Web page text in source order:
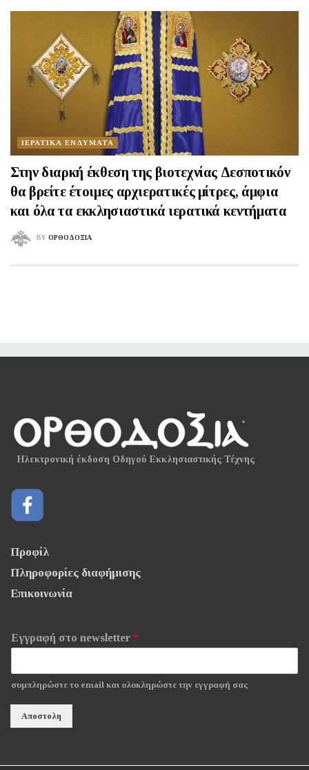
ΙΕΡΑΤΙΚΑ ΕΝΔΥΜΑΤΑ
Στην διαρκή έκθεση της βιοτεχνίας Δεσποτικόν
θα βρείτε έτοιμες αρχιερατικές μίτρες, άμφια
και όλα τα εκκλησιαστικά ιερατικά κεντήματα
BY ΟΡΘΟΔΟΞΙΑ
Ηλεκτρονική έκδοση Οδηγού Εκκλησιαστικής Τέχνης
Προφίλ
Πληροφορίες διαφήμισης
Επικοινωνία
Εγγραφή στο newsletter *
συμπληρώστε το email και ολοκληρώστε την εγγραφή σας
Αποστολη